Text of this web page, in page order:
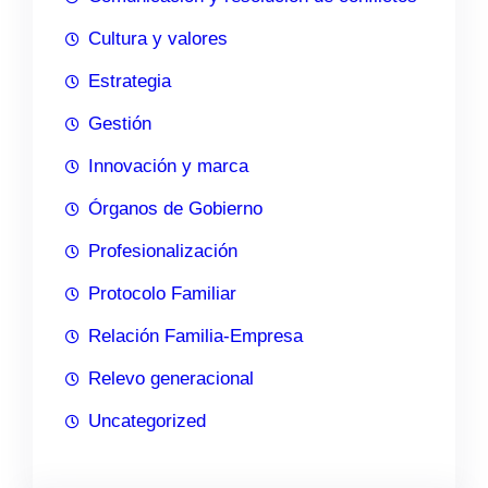
Cultura y valores
Estrategia
Gestión
Innovación y marca
Órganos de Gobierno
Profesionalización
Protocolo Familiar
Relación Familia-Empresa
Relevo generacional
Uncategorized